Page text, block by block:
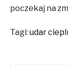
poczekaj na
Tagi: udar